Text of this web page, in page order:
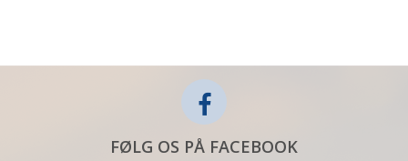
FØLG OS PÅ FACEBOOK